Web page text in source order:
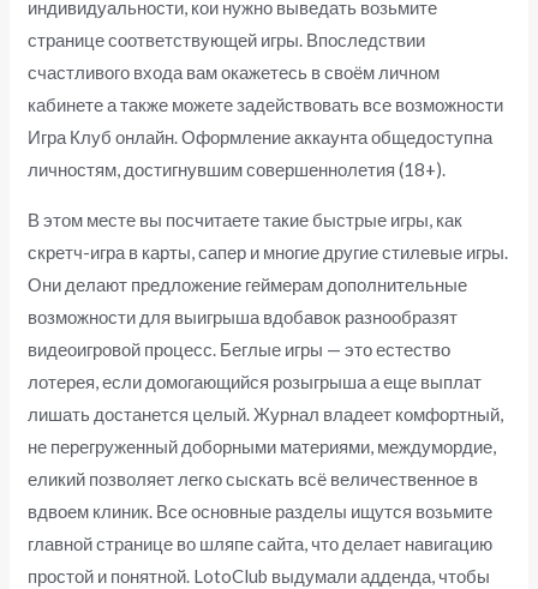
индивидуальности, кои нужно выведать возьмите
странице соответствующей игры. Впоследствии
счастливого входа вам окажетесь в своём личном
кабинете а также можете задействовать все возможности
Игра Клуб онлайн. Оформление аккаунта общедоступна
личностям, достигнувшим совершеннолетия (18+).
В этом месте вы посчитаете такие быстрые игры, как
скретч-игра в карты, сапер и многие другие стилевые игры.
Они делают предложение геймерам дополнительные
возможности для выигрыша вдобавок разнообразят
видеоигровой процесс. Беглые игры — это естество
лотерея, если домогающийся розыгрыша а еще выплат
лишать достанется целый. Журнал владеет комфортный,
не перегруженный доборными материями, междумордие,
еликий позволяет легко сыскать всё величественное в
вдвоем клиник. Все основные разделы ищутся возьмите
главной странице во шляпе сайта, что делает навигацию
простой и понятной. LotoClub выдумали адденда, чтобы